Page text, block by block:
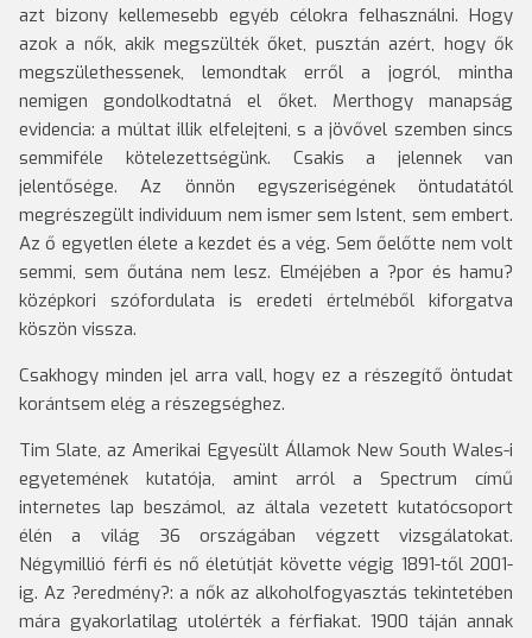
azt bizony kellemesebb egyéb célokra felhasználni. Hogy
azok a nők, akik megszülték őket, pusztán azért, hogy ők
megszülethessenek, lemondtak erről a jogról, mintha
nemigen gondolkodtatná el őket. Merthogy manapság
evidencia: a múltat illik elfelejteni, s a jövővel szemben sincs
semmiféle kötelezettségünk. Csakis a jelennek van
jelentősége. Az önnön egyszeriségének öntudatától
megrészegült individuum nem ismer sem Istent, sem embert.
Az ő egyetlen élete a kezdet és a vég. Sem őelőtte nem volt
semmi, sem őutána nem lesz. Elméjében a ?por és hamu?
középkori szófordulata is eredeti értelméből kiforgatva
köszön vissza.
Csakhogy minden jel arra vall, hogy ez a részegítő öntudat
korántsem elég a részegséghez.
Tim Slate, az Amerikai Egyesült Államok New South Wales-i
egyetemének kutatója, amint arról a Spectrum című
internetes lap beszámol, az általa vezetett kutatócsoport
élén a világ 36 országában végzett vizsgálatokat.
Négymillió férfi és nő életútját követte végig 1891-től 2001-
ig. Az ?eredmény?: a nők az alkoholfogyasztás tekintetében
mára gyakorlatilag utolérték a férfiakat. 1900 táján annak